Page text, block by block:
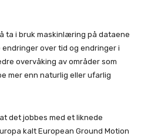
ta i bruk maskinlæring på dataene
over tid og endringer i
overvåking av områder som
mer enn naturlig eller ufarlig
det jobbes med et liknede
kalt European Ground Motion